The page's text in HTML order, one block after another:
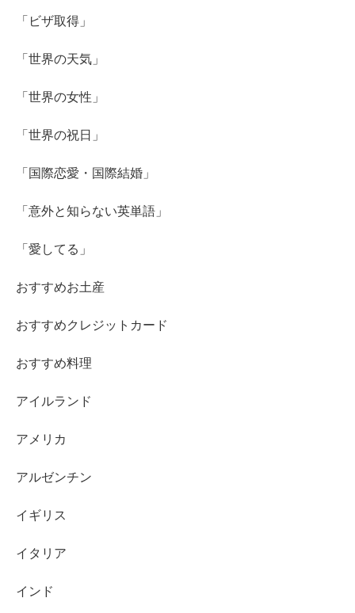
「ビザ取得」
「世界の天気」
「世界の女性」
「世界の祝日」
「国際恋愛・国際結婚」
「意外と知らない英単語」
「愛してる」
おすすめお土産
おすすめクレジットカード
おすすめ料理
アイルランド
アメリカ
アルゼンチン
イギリス
イタリア
インド